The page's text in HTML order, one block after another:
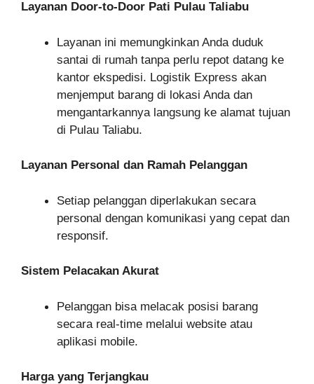
Layanan Door-to-Door Pati Pulau Taliabu
Layanan ini memungkinkan Anda duduk
santai di rumah tanpa perlu repot datang ke
kantor ekspedisi. Logistik Express akan
menjemput barang di lokasi Anda dan
mengantarkannya langsung ke alamat tujuan
di Pulau Taliabu.
Layanan Personal dan Ramah Pelanggan
Setiap pelanggan diperlakukan secara
personal dengan komunikasi yang cepat dan
responsif.
Sistem Pelacakan Akurat
Pelanggan bisa melacak posisi barang
secara real-time melalui website atau
aplikasi mobile.
Harga yang Terjangkau